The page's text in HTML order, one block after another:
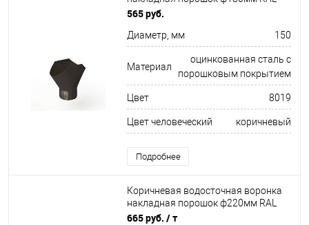
8019
565 руб.
Диаметр, мм 150
Материал
оцинкованная сталь с
порошковым покрытием
Цвет 8019
Цвет человеческий коричневый
Подробнее
Коричневая водосточная воронка
накладная порошок ф220мм RAL
8017
665 руб. / т